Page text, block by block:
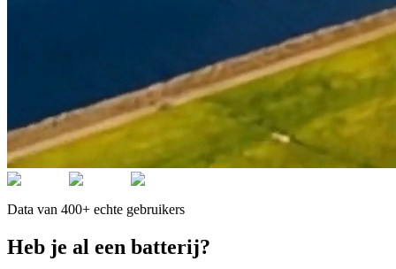
Data van 400+ echte gebruikers
Heb je al een batterij?